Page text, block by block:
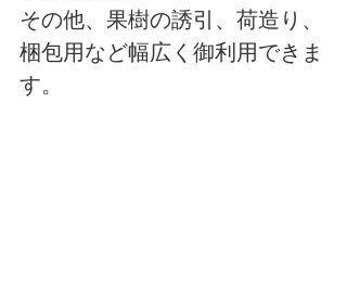
その他、果樹の誘引、荷造り、
梱包用など幅広く御利用できま
す。